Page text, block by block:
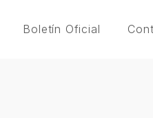
Boletín Oficial